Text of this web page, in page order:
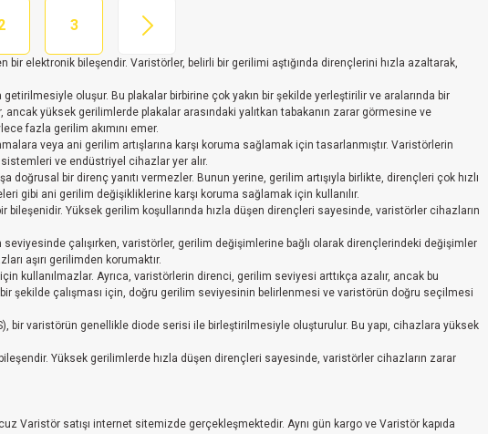
3
elektronik bileşendir. Varistörler, belirli bir gerilimi aştığında dirençlerini hızla azaltarak,
oluşur. Bu plakalar birbirine çok yakın bir şekilde yerleştirilir ve aralarında bir
yüksek gerilimlerde plakalar arasındaki yalıtkan tabakanın zarar görmesine ve
fazla gerilim akımını emer.
veya ani gerilim artışlarına karşı koruma sağlamak için tasarlanmıştır. Varistörlerin
ve endüstriyel cihazlar yer alır.
bir direnç yanıtı vermezler. Bunun yerine, gerilim artışıyla birlikte, dirençleri çok hızlı
gibi ani gerilim değişikliklerine karşı koruma sağlamak için kullanılır.
Yüksek gerilim koşullarında hızla düşen dirençleri sayesinde, varistörler cihazların
çalışırken, varistörler, gerilim değişimlerine bağlı olarak dirençlerindeki değişimler
aşırı gerilimden korumaktır.
kullanılmazlar. Ayrıca, varistörlerin direnci, gerilim seviyesi arttıkça azalır, ancak bu
şekilde çalışması için, doğru gerilim seviyesinin belirlenmesi ve varistörün doğru seçilmesi
bir varistörün genellikle diode serisi ile birleştirilmesiyle oluşturulur. Bu yapı, cihazlara yüksek
Yüksek gerilimlerde hızla düşen dirençleri sayesinde, varistörler cihazların zarar
Varistör satışı internet sitemizde gerçekleşmektedir. Aynı gün kargo ve Varistör kapıda